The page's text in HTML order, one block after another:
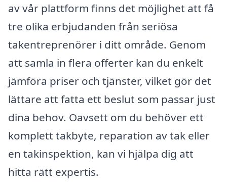
av vår plattform finns det möjlighet att få
tre olika erbjudanden från seriösa
takentreprenörer i ditt område. Genom
att samla in flera offerter kan du enkelt
jämföra priser och tjänster, vilket gör det
lättare att fatta ett beslut som passar just
dina behov. Oavsett om du behöver ett
komplett takbyte, reparation av tak eller
en takinspektion, kan vi hjälpa dig att
hitta rätt expertis.